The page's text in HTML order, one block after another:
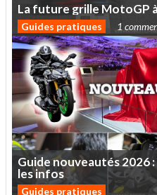
Lafuturegrille MotoGP
Guides pratiques 1
Guidenouveautés2026:
lesinfos
Guides pratiques